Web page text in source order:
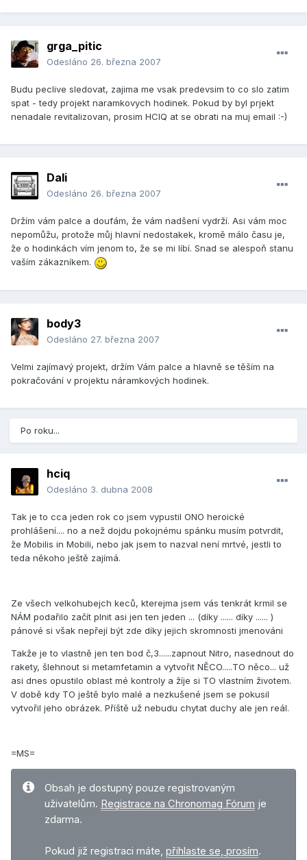
grga_pitic
Odesláno 26. března 2007
Budu peclive sledovat, zajima me vsak predevsim to co slo zatim
spat - tedy projekt naramkovych hodinek. Pokud by byl prjekt
nenadale revitalizovan, prosim HCIQ at se obrati na muj email :-)
Dali
Odesláno 26. března 2007
Držím vám palce a doufám, že vám nadšení vydrží. Asi vám moc
nepomůžu, protože můj hlavní nedostakek, kromě málo času je,
že o hodinkách vím jenom to, že se mi líbí. Snad se alespoň stanu
vaším zákazníkem.
body3
Odesláno 27. března 2007
Velmi zajímavý projekt, držím Vám palce a hlavně se těším na
pokračování v projektu náramkových hodinek.
Po roku...
hciq
Odesláno 3. dubna 2008
Tak je to cca jeden rok co jsem vypustil ONO heroické
prohlášení.... no a než dojdu pokojnému spánku musím potvrdit,
že Mobilis in Mobili, nebo jak jsem to nazval není mrtvé, jestli to
teda někoho ještě zajímá.
Ze všech velkohubejch keců, kterejma jsem vás tenkrát krmil se
NÁM podařilo začít plnit asi jen ten jeden ... (díky ...... díky ...... )
pánové si však nepřejí být zde díky jejich skromnosti jmenováni
Takže je to vlastně jen ten bod č,3......zapnout Nitro, nasednout do
rakety, šlehnout si metamfetamin a vytvořit NĚCO.....TO něco... už
asi dnes opustilo oblast mé kontroly a žíje si TO vlastním životem.
V době kdy TO ještě bylo malé a nezkušené jsem se pokusil
vytvořil jeho obrázek. Příště už nebudu chytat duchy ale jen reál.
=MS=
Obsah je dostupný pouze registrovaným
uživatelům. Registrace na Chronomag Fórum je
zdarma.
Pokud již registraci máte, přihlaste se, prosím.